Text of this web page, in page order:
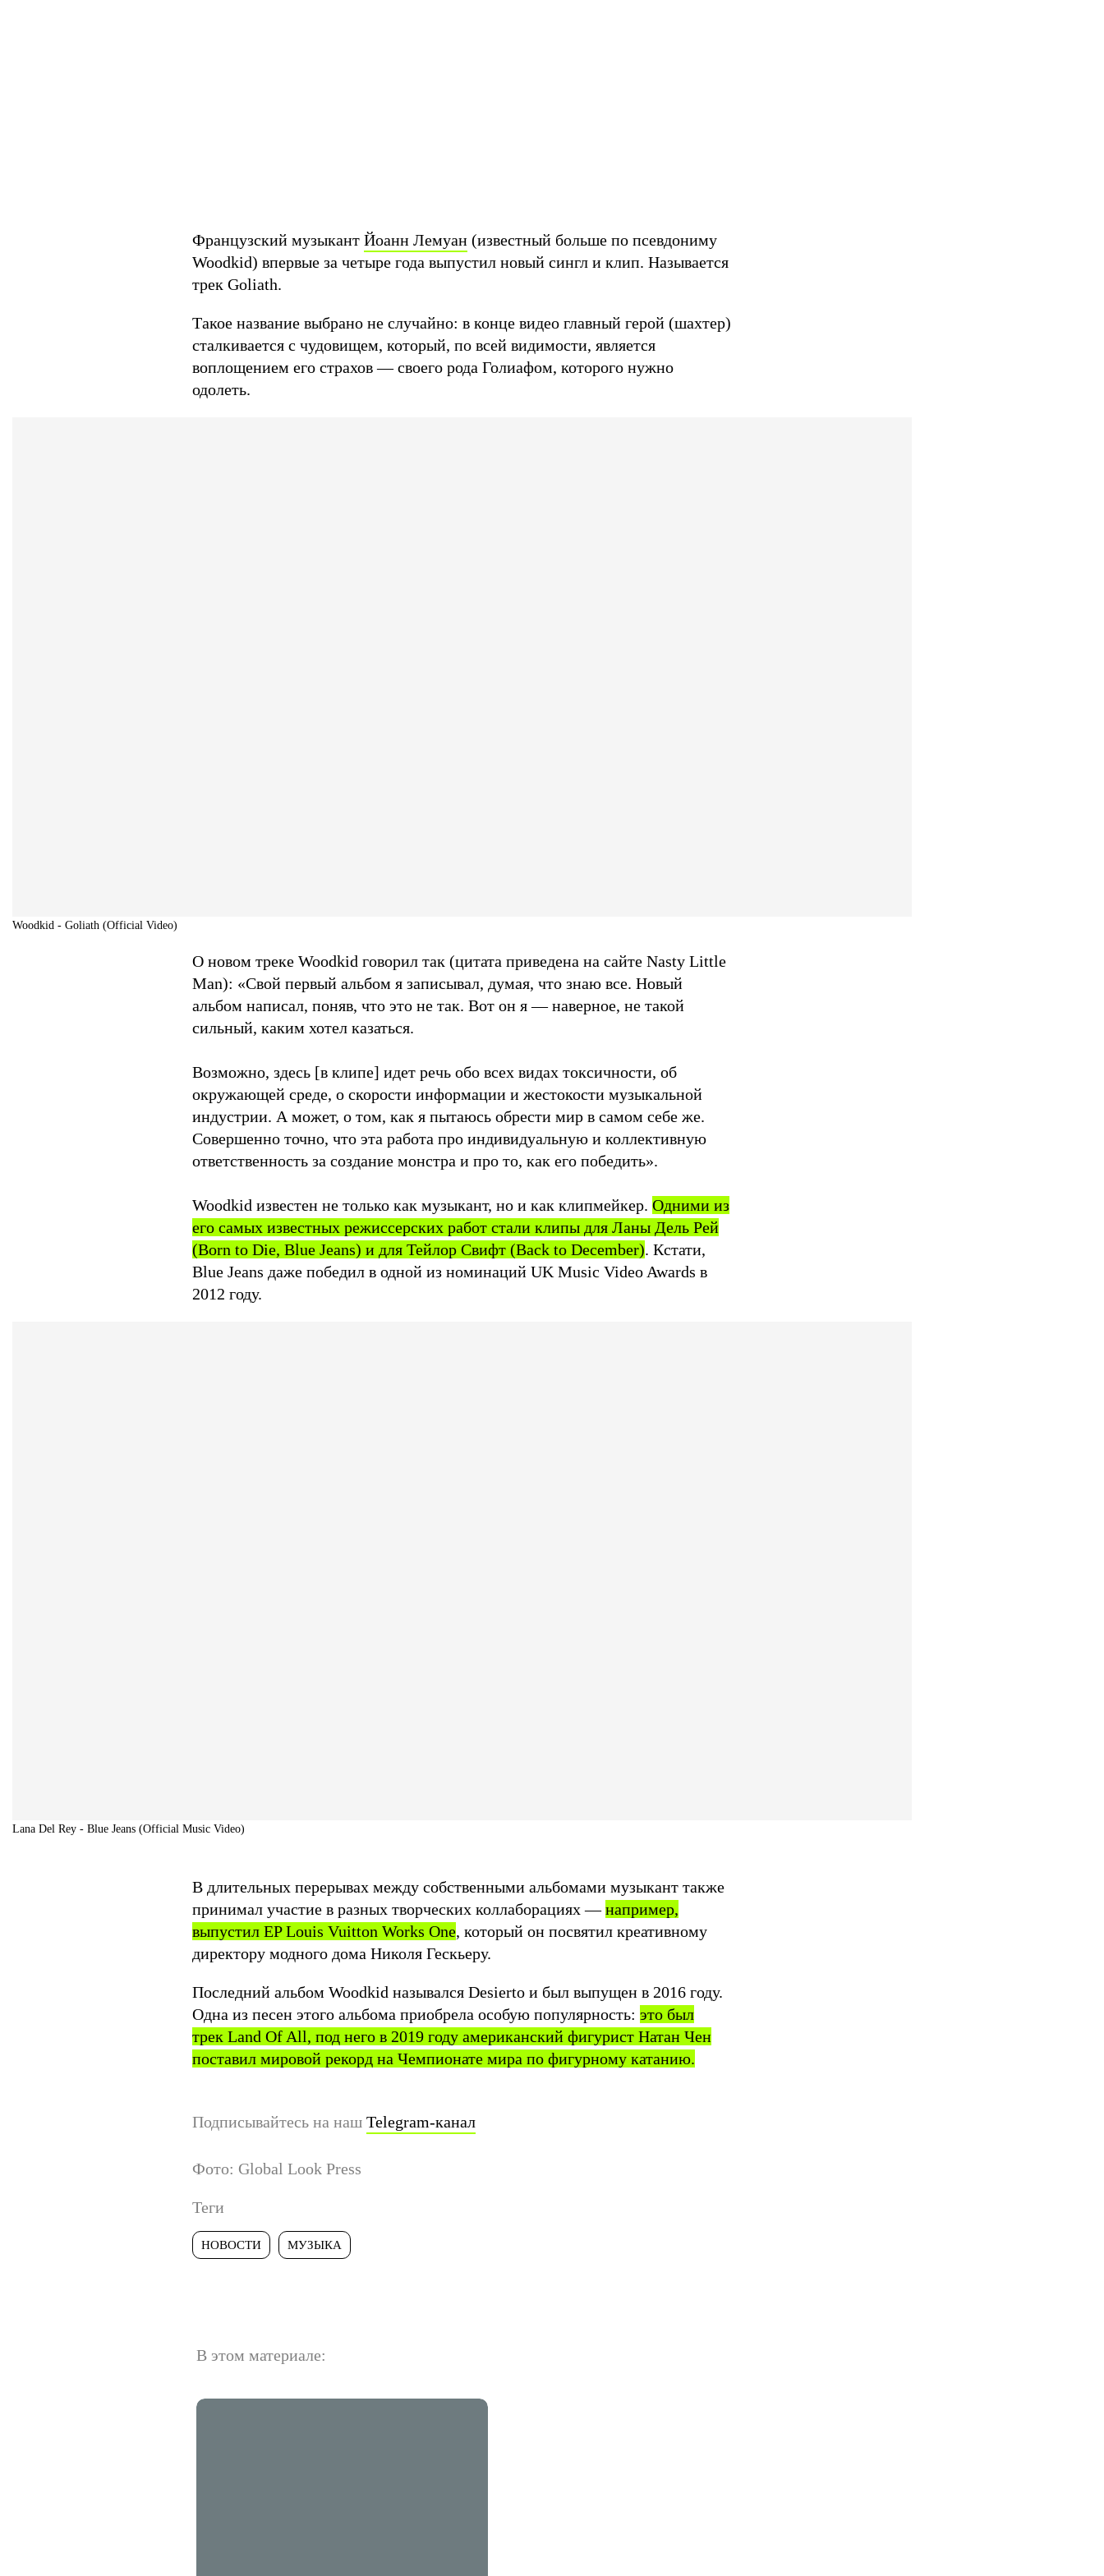
Французский музыкант Йоанн Лемуан (известный больше по псевдониму
Woodkid) впервые за четыре года выпустил новый сингл и клип. Называется
трек Goliath.
Такое название выбрано не случайно: в конце видео главный герой (шахтер)
сталкивается с чудовищем, который, по всей видимости, является
воплощением его страхов — своего рода Голиафом, которого нужно
одолеть.
Woodkid - Goliath (Official Video)
О новом треке Woodkid говорил так (цитата приведена на сайте Nasty Little
Man): «Cвой первый альбом я записывал, думая, что знаю все. Новый
альбом написал, поняв, что это не так. Вот он я — наверное, не такой
сильный, каким хотел казаться.
Возможно, здесь [в клипе] идет речь обо всех видах токсичности, об
окружающей среде, о скорости информации и жестокости музыкальной
индустрии. А может, о том, как я пытаюсь обрести мир в самом себе же.
Совершенно точно, что эта работа про индивидуальную и коллективную
ответственность за создание монстра и про то, как его победить».
Woodkid известен не только как музыкант, но и как клипмейкер. Одними из
его самых известных режиссерских работ стали клипы для Ланы Дель Рей
(Born to Die, Blue Jeans) и для Тейлор Свифт (Back to December). Кстати,
Blue Jeans даже победил в одной из номинаций UK Music Video Awards в
2012 году.
Lana Del Rey - Blue Jeans (Official Music Video)
В длительных перерывах между собственными альбомами музыкант также
принимал участие в разных творческих коллаборациях —например,
выпустил EP Louis Vuitton Works One, который он посвятил креативному
директору модного дома Николя Гескьеру.
Последний альбом Woodkid назывался Desierto и был выпущен в 2016 году.
Одна из песен этого альбома приобрела особую популярность: это был
трек Land Of All, под него в 2019 году американский фигурист Натан Чен
поставил мировой рекорд на Чемпионате мира по фигурному катанию.
Подписывайтесь на наш Telegram-канал
Фото: Global Look Press
Теги
НОВОСТИ МУЗЫКА
В этом материале: